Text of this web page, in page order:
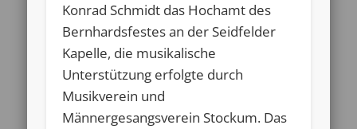
Konrad Schmidt das Hochamt des
Bernhardsfestes an der Seidfelder
Kapelle, die musikalische
Unterstützung erfolgte durch
Musikverein und
Männergesangsverein Stockum. Das